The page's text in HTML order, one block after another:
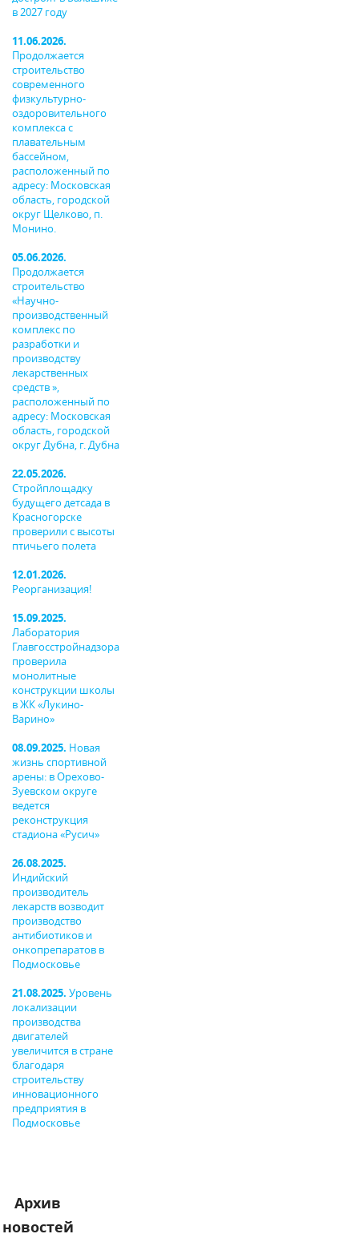
в 2027 году
11.06.2026.
Продолжается
строительство
современного
физкультурно-
оздоровительного
комплекса с
плавательным
бассейном,
расположенный по
адресу: Московская
область, городской
округ Щелково, п.
Монино.
05.06.2026.
Продолжается
строительство
«Научно-
производственный
комплекс по
разработки и
производству
лекарственных
средств »,
расположенный по
адресу: Московская
область, городской
округ Дубна, г. Дубна
22.05.2026.
Стройплощадку
будущего детсада в
Красногорске
проверили с высоты
птичьего полета
12.01.2026.
Реорганизация!
15.09.2025.
Лаборатория
Главгосстройнадзора
проверила
монолитные
конструкции школы
в ЖК «Лукино-
Варино»
08.09.2025. Новая
жизнь спортивной
арены: в Орехово-
Зуевском округе
ведется
реконструкция
стадиона «Русич»
26.08.2025.
Индийский
производитель
лекарств возводит
производство
антибиотиков и
онкопрепаратов в
Подмосковье
21.08.2025. Уровень
локализации
производства
двигателей
увеличится в стране
благодаря
строительству
инновационного
предприятия в
Подмосковье
Архив
новостей